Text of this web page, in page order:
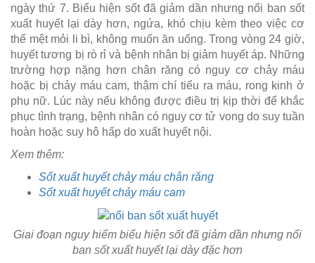
ngày thứ 7. Biểu hiện sốt đã giảm dần nhưng nổi ban sốt
xuất huyết lại dày hơn, ngứa, khó chịu kèm theo việc cơ
thể mệt mỏi li bì, không muốn ăn uống. Trong vòng 24 giờ,
huyết tương bị rò rỉ và bệnh nhân bị giảm huyết áp. Những
trường hợp nặng hơn chân răng có nguy cơ chảy máu
hoặc bị chảy máu cam, thậm chí tiểu ra máu, rong kinh ở
phụ nữ. Lúc này nếu không được điều trị kịp thời để khắc
phục tình trạng, bệnh nhân có nguy cơ tử vong do suy tuần
hoàn hoặc suy hô hấp do xuất huyết nội.
Xem thêm:
Sốt xuất huyết chảy máu chân răng
Sốt xuất huyết chảy máu cam
Giai đoạn nguy hiểm biểu hiện sốt đã giảm dần nhưng nổi
ban sốt xuất huyết lại dày đặc hơn